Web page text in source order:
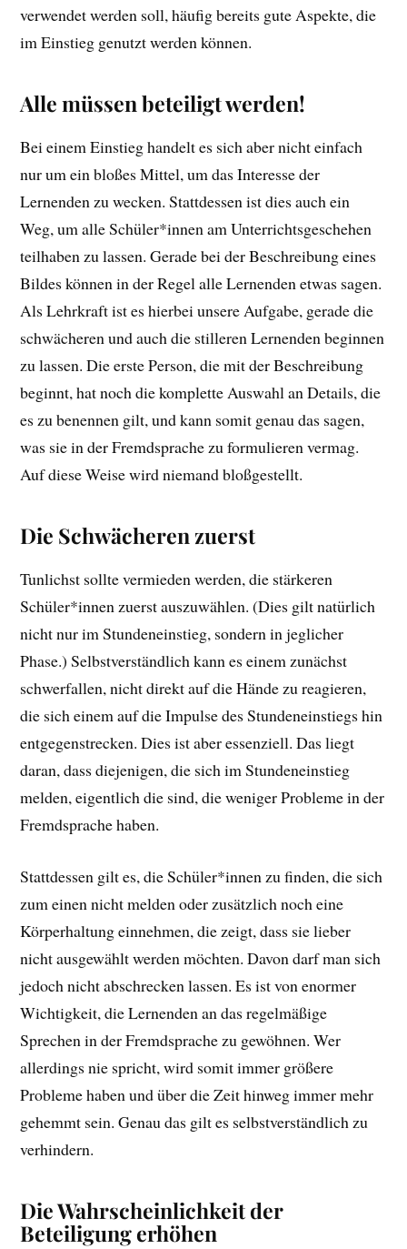
verwendet werden soll, häufig bereits gute Aspekte, die
im Einstieg genutzt werden können.
Alle müssen beteiligt werden!
Bei einem Einstieg handelt es sich aber nicht einfach
nur um ein bloßes Mittel, um das Interesse der
Lernenden zu wecken. Stattdessen ist dies auch ein
Weg, um alle Schüler*innen am Unterrichtsgeschehen
teilhaben zu lassen. Gerade bei der Beschreibung eines
Bildes können in der Regel alle Lernenden etwas sagen.
Als Lehrkraft ist es hierbei unsere Aufgabe, gerade die
schwächeren und auch die stilleren Lernenden beginnen
zu lassen. Die erste Person, die mit der Beschreibung
beginnt, hat noch die komplette Auswahl an Details, die
es zu benennen gilt, und kann somit genau das sagen,
was sie in der Fremdsprache zu formulieren vermag.
Auf diese Weise wird niemand bloßgestellt.
Die Schwächeren zuerst
Tunlichst sollte vermieden werden, die stärkeren
Schüler*innen zuerst auszuwählen. (Dies gilt natürlich
nicht nur im Stundeneinstieg, sondern in jeglicher
Phase.) Selbstverständlich kann es einem zunächst
schwerfallen, nicht direkt auf die Hände zu reagieren,
die sich einem auf die Impulse des Stundeneinstiegs hin
entgegenstrecken. Dies ist aber essenziell. Das liegt
daran, dass diejenigen, die sich im Stundeneinstieg
melden, eigentlich die sind, die weniger Probleme in der
Fremdsprache haben.
Stattdessen gilt es, die Schüler*innen zu finden, die sich
zum einen nicht melden oder zusätzlich noch eine
Körperhaltung einnehmen, die zeigt, dass sie lieber
nicht ausgewählt werden möchten. Davon darf man sich
jedoch nicht abschrecken lassen. Es ist von enormer
Wichtigkeit, die Lernenden an das regelmäßige
Sprechen in der Fremdsprache zu gewöhnen. Wer
allerdings nie spricht, wird somit immer größere
Probleme haben und über die Zeit hinweg immer mehr
gehemmt sein. Genau das gilt es selbstverständlich zu
verhindern.
Die Wahrscheinlichkeit der
Beteiligung erhöhen